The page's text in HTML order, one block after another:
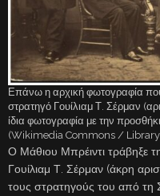
Επάνω η αρχική φωτογραφία
στρατηγό Γουίλιαμ Τ. Σέρμαν
ίδια φωτογραφία με την
(Wikimedia Commons /
Ο Μάθιου Μπρέιντι τράβηξε
Γουίλιαμ Τ. Σέρμαν (άκρη
τους στρατηγούς του από τη